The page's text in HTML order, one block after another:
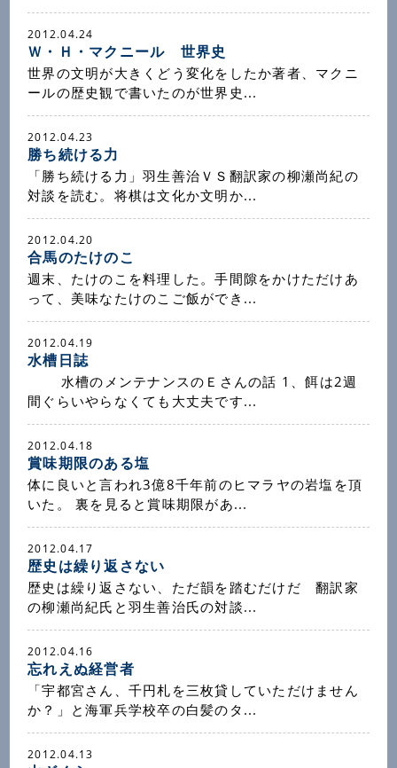
2012.04.24
Ｗ・Ｈ・マクニール 世界史
世界の文明が大きくどう変化をしたか著者、マクニ
ールの歴史観で書いたのが世界史...
2012.04.23
勝ち続ける力
「勝ち続ける力」羽生善治ＶＳ翻訳家の柳瀬尚紀の
対談を読む。将棋は文化か文明か...
2012.04.20
合馬のたけのこ
週末、たけのこを料理した。手間隙をかけただけあ
って、美味なたけのこご飯ができ...
2012.04.19
水槽日誌
水槽のメンテナンスのＥさんの話 1、餌は2週
間ぐらいやらなくても大丈夫です...
2012.04.18
賞味期限のある塩
体に良いと言われ3億8千年前のヒマラヤの岩塩を頂
いた。 裏を見ると賞味期限があ...
2012.04.17
歴史は繰り返さない
歴史は繰り返さない、ただ韻を踏むだけだ 翻訳家
の柳瀬尚紀氏と羽生善治氏の対談...
2012.04.16
忘れえぬ経営者
「宇都宮さん、千円札を三枚貸していただけません
か？」と海軍兵学校卒の白髪のタ...
2012.04.13